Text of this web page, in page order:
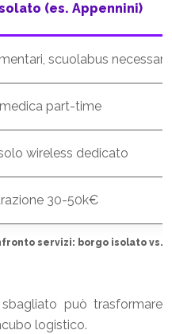
servizi: borgo isolato vs.
(es. Appennini)
scuolabus
part-time
wireless dedicato
30-50k€
può trasformare
logistico.